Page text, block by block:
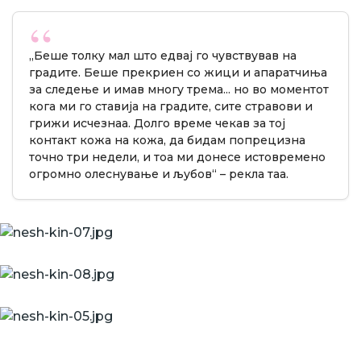
„Беше толку мал што едвај го чувствував на
градите. Беше прекриен со жици и апаратчиња
за следење и имав многу трема... но во моментот
кога ми го ставија на градите, сите стравови и
грижи исчезнаа. Долго време чекав за тој
контакт кожа на кожа, да бидам попрецизна
точно три недели, и тоа ми донесе истовремено
огромно олеснување и љубов“ – рекла таа.